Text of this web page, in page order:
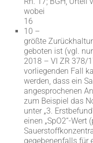
wobei
16
10 –
größte
geboten ist (vgl.
2018 – VI ZR 378/
vorliegenden Fall
werden, dass ein
angesprochenen
zum Beispiel das
unter „3.
einen „SpO2“-
gegebenenfalls für